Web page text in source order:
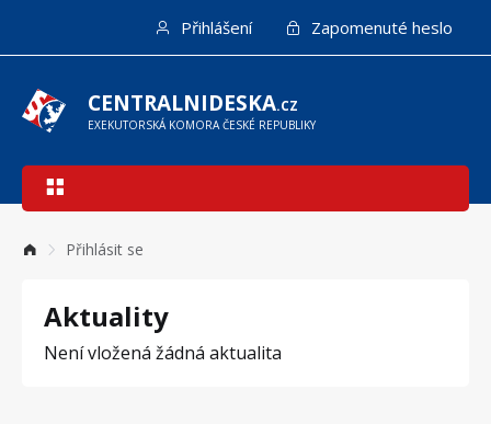
hlavnímu
obsahu
Přihlášení Zapomenuté heslo
CENTRALNIDESKA.CZ
EXEKUTORSKÁ KOMORA ČESKÉ REPUBLIKY
Hlavní
Přihlásit se
Aktuality
Není vložená žádná aktualita